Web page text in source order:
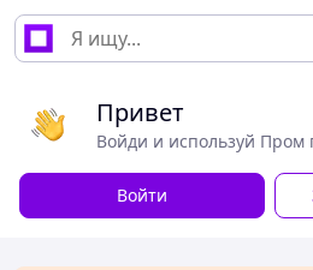
Привет
Войди и используй Пром
Войти